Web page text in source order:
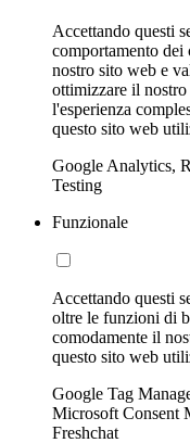
Accettando questi
comportamento
nostro sito web e
ottimizzare il
l'esperienza
questo sito web
Google Analytics,
Testing
Funzionale
Accettando questi
oltre le funzioni di
comodamente il
questo sito web
Google Tag
Microsoft Consent
Freshchat